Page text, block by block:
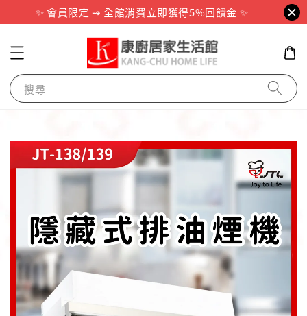
✨ 會員限定 ⇝ 全館消費立即獲得5%回饋金 ✨
搜尋